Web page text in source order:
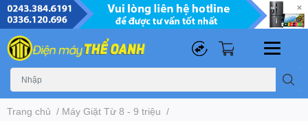
Trang chủ / Máy Giặt Từ 8 - 9 triệu /